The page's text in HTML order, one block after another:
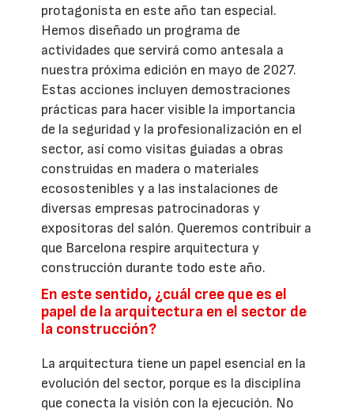
protagonista en este año tan especial.
Hemos diseñado un programa de
actividades que servirá como antesala a
nuestra próxima edición en mayo de 2027.
Estas acciones incluyen demostraciones
prácticas para hacer visible la importancia
de la seguridad y la profesionalización en el
sector, así como visitas guiadas a obras
construidas en madera o materiales
ecosostenibles y a las instalaciones de
diversas empresas patrocinadoras y
expositoras del salón. Queremos contribuir a
que Barcelona respire arquitectura y
construcción durante todo este año.
En este sentido, ¿cuál cree que es el
papel de la arquitectura en el sector de
la construcción?
La arquitectura tiene un papel esencial en la
evolución del sector, porque es la disciplina
que conecta la visión con la ejecución. No